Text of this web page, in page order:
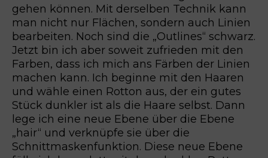
gehen können. Mit derselben Technik kann
man nicht nur Flächen, sondern auch Linien
bearbeiten. Noch sind die „Outlines“ schwarz.
Jetzt bin ich aber soweit zufrieden mit den
Farben, dass ich mich ans Färben der Linien
machen kann. Ich beginne mit den Haaren
und wähle einen Rotton aus, der ein gutes
Stück dunkler ist als die Haare selbst. Dann
lege ich eine neue Ebene über die Ebene
„hair“ und verknüpfe sie über die
Schnittmaskenfunktion. Diese neue Ebene